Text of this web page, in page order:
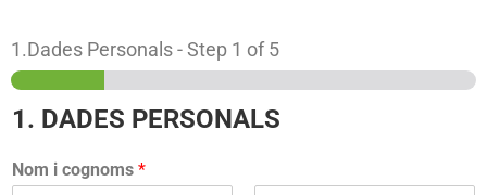
1.Dades Personals-Step 1 of 5
1. DADES PERSONALS
Nom i cognoms *